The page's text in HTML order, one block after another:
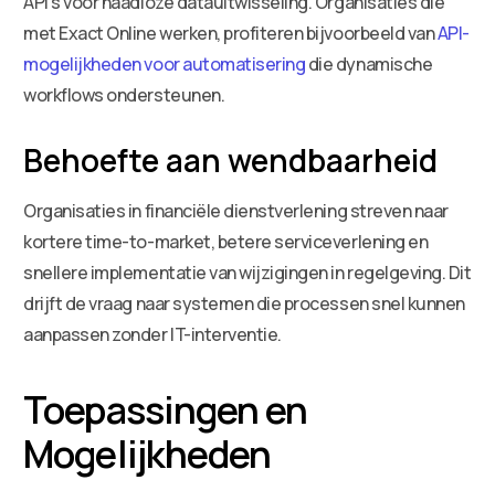
met Exact Online werken, profiteren bijvoorbeeld vanAPI-
mogelijkheden voor automatiseringdie dynamische
workflows ondersteunen.
Behoefte aan wendbaarheid
Organisaties in financiële dienstverlening streven naar
kortere time-to-market, betere serviceverlening en
snellere implementatie van wijzigingen in regelgeving. Dit
drijft de vraag naar systemen die processen snel kunnen
aanpassen zonder IT-interventie.
Toepassingen en
Mogelijkheden